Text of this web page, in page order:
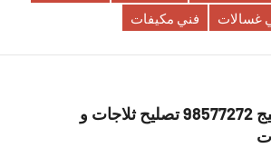
غسالات فني مكيفات
فني ثلاجات الضجيج 98577272 تصليح ثلاجات و